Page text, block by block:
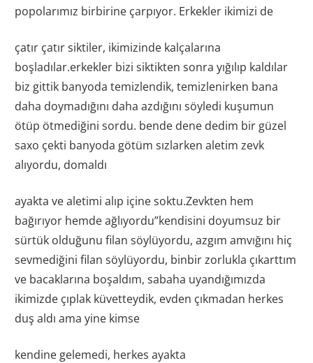
popolarımız birbirine çarpıyor. Erkekler ikimizi de
çatır çatır siktiler, ikimizinde kalçalarına
boşladılar.erkekler bizi siktikten sonra yığılıp kaldılar
biz gittik banyoda temizlendik, temizlenirken bana
daha doymadığını daha azdığını söyledi kuşumun
ötüp ötmediğini sordu. bende dene dedim bir güzel
saxo çekti banyoda götüm sızlarken aletim zevk
alıyordu, domaldı
ayakta ve aletimi alıp içine soktu.Zevkten hem
bağırıyor hemde ağlıyordu”kendisini doyumsuz bir
sürtük olduğunu filan söylüyordu, azgım amvığını hiç
sevmediğini filan söylüyordu, binbir zorlukla çıkarttım
ve bacaklarına boşaldım, sabaha uyandığımızda
ikimizde çıplak küvetteydik, evden çıkmadan herkes
duş aldı ama yine kimse
kendine gelemedi, herkes ayakta